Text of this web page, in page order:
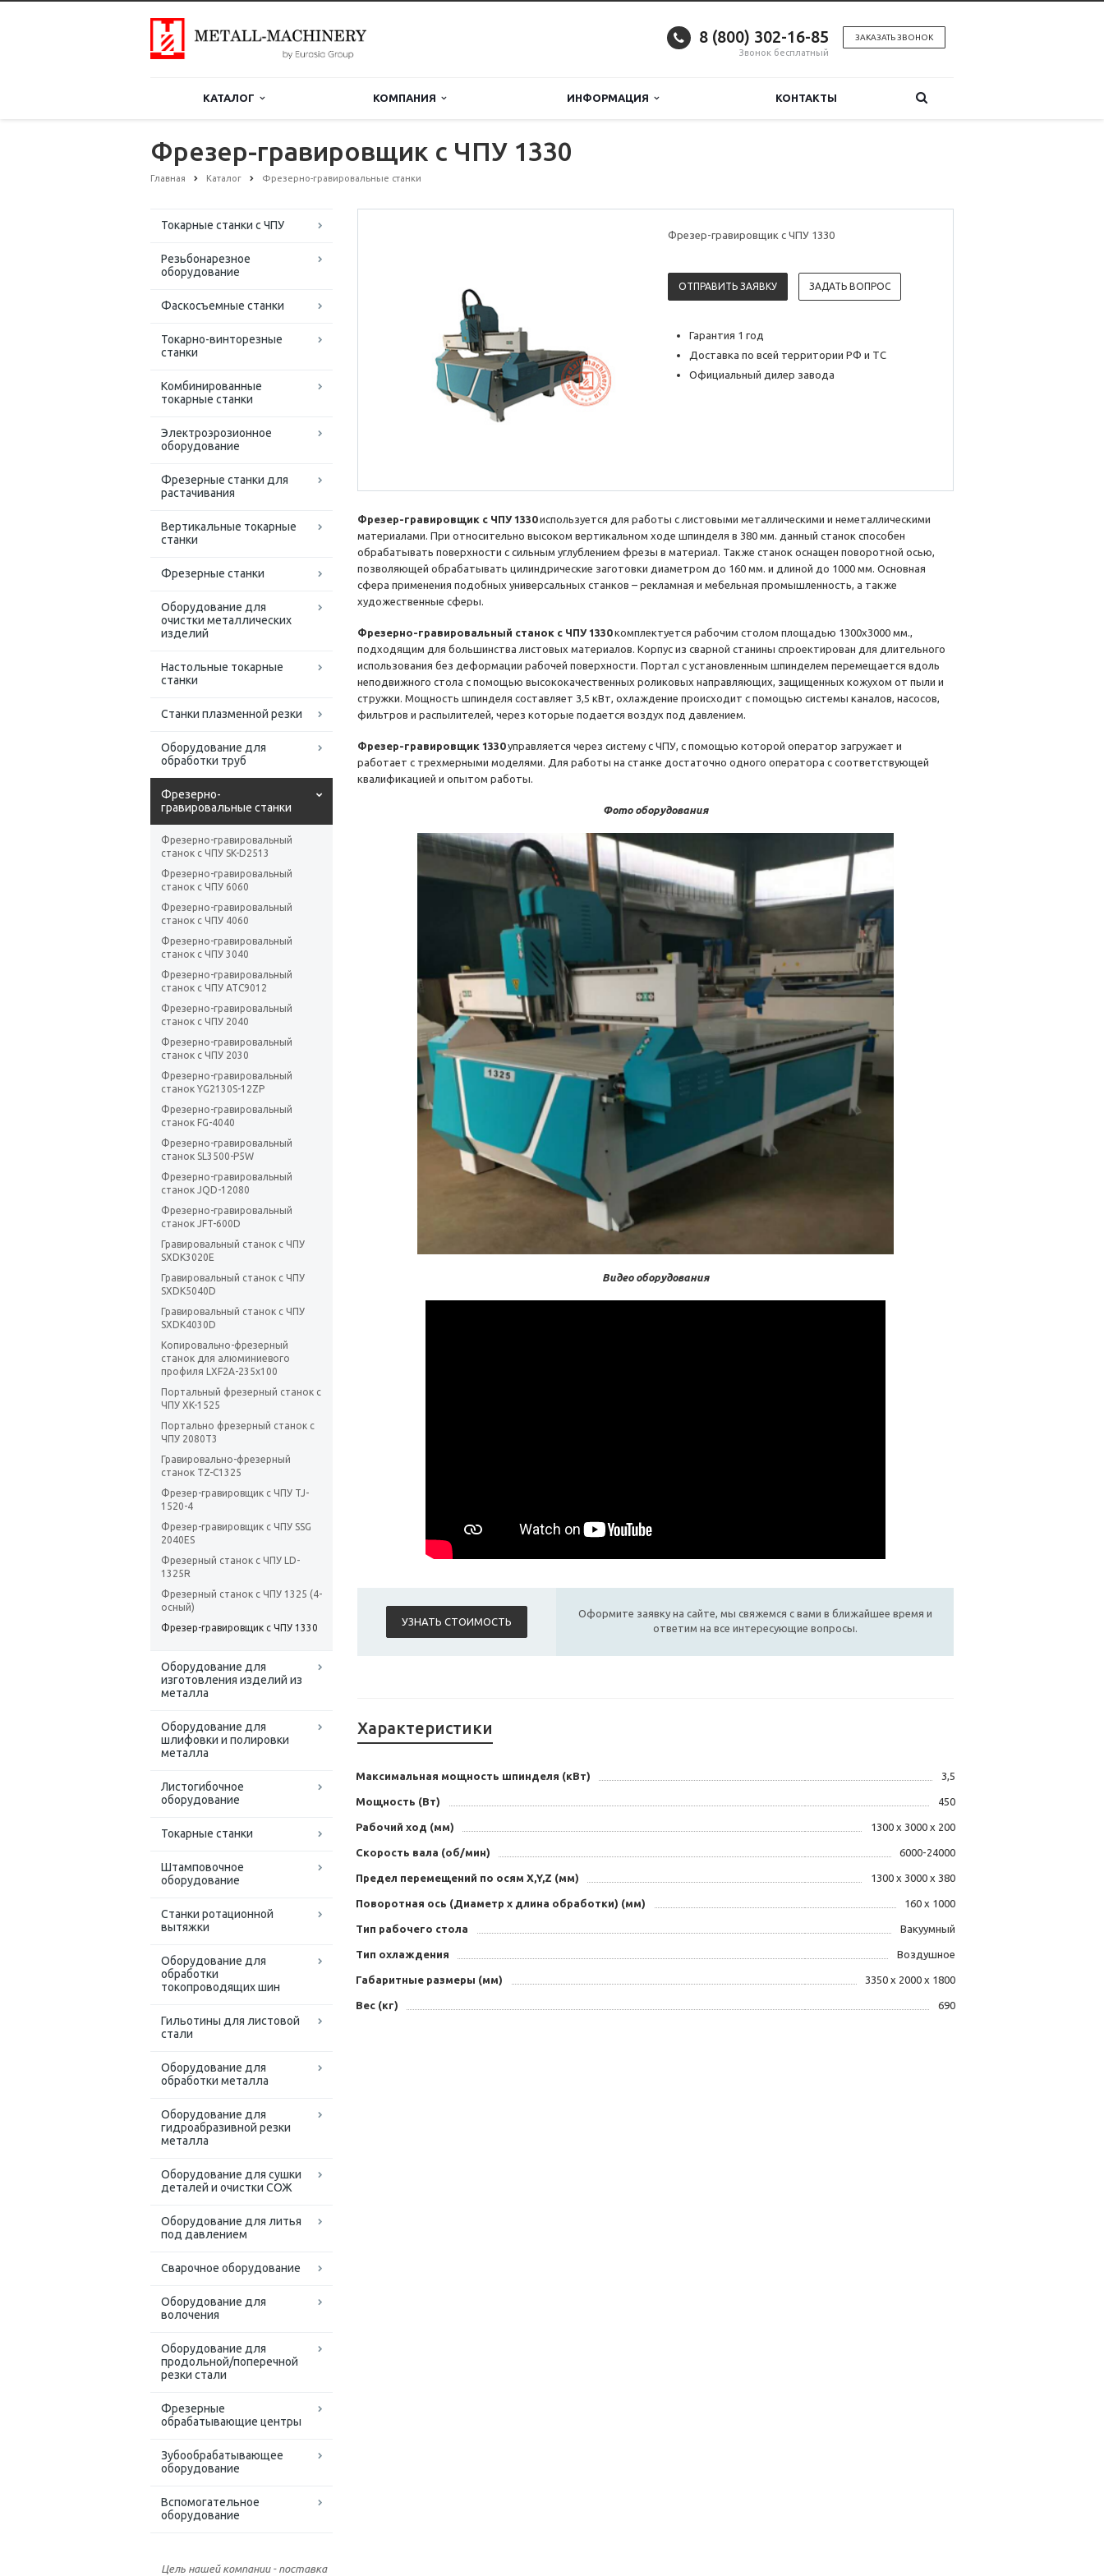
ЗАКАЗАТЬ ЗВОНОК
8 (800) 302-16-85
Звонок бесплатный
КАТАЛОГ КОМПАНИЯ ИНФОРМАЦИЯ КОНТАКТЫ
Фрезер-гравировщик с ЧПУ 1330
Главная Каталог Фрезерно-гравировальные станки
Токарные станки с ЧПУ
Резьбонарезное
оборудование
Фаскосъемные станки
Токарно-винторезные
станки
Комбинированные
токарные станки
Электроэрозионное
оборудование
Фрезерные станки для
растачивания
Вертикальные токарные
станки
Фрезерные станки
Оборудование для
очистки металлических
изделий
Настольные токарные
станки
Станки плазменной резки
Оборудование для
обработки труб
Фрезерно-
гравировальные станки
Фрезерно-гравировальный
станок с ЧПУ SK-D2513
Фрезерно-гравировальный
станок с ЧПУ 6060
Фрезерно-гравировальный
станок с ЧПУ 4060
Фрезерно-гравировальный
станок с ЧПУ 3040
Фрезерно-гравировальный
станок с ЧПУ ATC9012
Фрезерно-гравировальный
станок с ЧПУ 2040
Фрезерно-гравировальный
станок с ЧПУ 2030
Фрезерно-гравировальный
станок YG2130S-12ZP
Фрезерно-гравировальный
станок FG-4040
Фрезерно-гравировальный
станок SL3500-P5W
Фрезерно-гравировальный
станок JQD-12080
Фрезерно-гравировальный
станок JFT-600D
Гравировальный станок с ЧПУ
SXDK3020E
Гравировальный станок с ЧПУ
SXDK5040D
Гравировальный станок с ЧПУ
SXDK4030D
Копировально-фрезерный
станок для алюминиевого
профиля LXF2A-235х100
Портальный фрезерный станок с
ЧПУ XK-1525
Портально фрезерный станок с
ЧПУ 2080T3
Гравировально-фрезерный
станок TZ-C1325
Фрезер-гравировщик с ЧПУ TJ-
1520-4
Фрезер-гравировщик с ЧПУ SSG
2040ES
Фрезерный станок с ЧПУ LD-
1325R
Фрезерный станок с ЧПУ 1325 (4-
осный)
Фрезер-гравировщик с ЧПУ 1330
Оборудование для
изготовления изделий из
металла
Оборудование для
шлифовки и полировки
металла
Листогибочное
оборудование
Токарные станки
Штамповочное
оборудование
Станки ротационной
вытяжки
Оборудование для
обработки
токопроводящих шин
Гильотины для листовой
стали
Оборудование для
обработки металла
Оборудование для
гидроабразивной резки
металла
Оборудование для сушки
деталей и очистки СОЖ
Оборудование для литья
под давлением
Сварочное оборудование
Оборудование для
волочения
Оборудование для
продольной/поперечной
резки стали
Фрезерные
обрабатывающие центры
Зубообрабатывающее
оборудование
Вспомогательное
оборудование
Цель нашей компании - поставка
Фрезер-гравировщик с ЧПУ 1330
ОТПРАВИТЬ ЗАЯВКУ ЗАДАТЬ ВОПРОС
Гарантия 1 год
Доставка по всей территории РФ и ТС
Официальный дилер завода
Фрезер-гравировщик с ЧПУ 1330используется для работы с листовыми металлическими и неметаллическими
материалами. При относительно высоком вертикальном ходе шпинделя в 380 мм. данный станок способен
обрабатывать поверхности с сильным углублением фрезы в материал. Также станок оснащен поворотной осью,
позволяющей обрабатывать цилиндрические заготовки диаметром до 160 мм. и длиной до 1000 мм. Основная
сфера применения подобных универсальных станков – рекламная и мебельная промышленность, а также
художественные сферы.
Фрезерно-гравировальный станок с ЧПУ 1330комплектуется рабочим столом площадью 1300х3000 мм.,
подходящим для большинства листовых материалов. Корпус из сварной станины спроектирован для длительного
использования без деформации рабочей поверхности. Портал с установленным шпинделем перемещается вдоль
неподвижного стола с помощью высококачественных роликовых направляющих, защищенных кожухом от пыли и
стружки. Мощность шпинделя составляет 3,5 кВт, охлаждение происходит с помощью системы каналов, насосов,
фильтров и распылителей, через которые подается воздух под давлением.
Фрезер-гравировщик 1330управляется через систему с ЧПУ, с помощью которой оператор загружает и
работает с трехмерными моделями. Для работы на станке достаточно одного оператора с соответствующей
квалификацией и опытом работы.
Фото оборудования
Видео оборудования
УЗНАТЬ СТОИМОСТЬ
Оформите заявку на сайте, мы свяжемся с вами в ближайшее время и
ответим на все интересующие вопросы.
Характеристики
Максимальная мощность шпинделя (кВт) 3,5
Мощность (Вт) 450
Рабочий ход (мм) 1300 х 3000 х 200
Скорость вала (об/мин) 6000-24000
Предел перемещений по осям Х,Y,Z (мм) 1300 х 3000 х 380
Поворотная ось (Диаметр х длина обработки) (мм) 160 х 1000
Тип рабочего стола Вакуумный
Тип охлаждения Воздушное
Габаритные размеры (мм) 3350 х 2000 х 1800
Вес (кг) 690